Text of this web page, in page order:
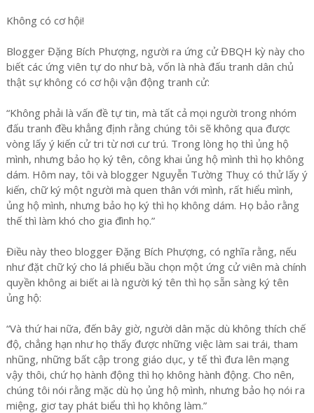
Không có cơ hội!
Blogger Đặng Bích Phượng, người ra ứng cử ĐBQH kỳ này cho
biết các ứng viên tự do như bà, vốn là nhà đấu tranh dân chủ
thật sự không có cơ hội vận động tranh cử:
“Không phải là vấn đề tự tin, mà tất cả mọi người trong nhóm
đấu tranh đều khẳng định rằng chúng tôi sẽ không qua được
vòng lấy ý kiến cử tri từ nơi cư trú. Trong lòng họ thì ủng hộ
mình, nhưng bảo họ ký tên, công khai ủng hộ mình thì họ không
dám. Hôm nay, tôi và blogger Nguyễn Tường Thuỵ có thử lấy ý
kiến, chữ ký một người mà quen thân với mình, rất hiểu mình,
ủng hộ mình, nhưng bảo họ ký thì họ không dám. Họ bảo rằng
thế thì làm khó cho gia đình họ.”
Điều này theo blogger Đặng Bích Phượng, có nghĩa rằng, nếu
như đặt chữ ký cho lá phiếu bầu chọn một ứng cử viên mà chính
quyền không ai biết ai là người ký tên thì họ sẵn sàng ký tên
ủng hộ:
“Và thứ hai nữa, đến bây giờ, người dân mặc dù không thích chế
độ, chẳng hạn như họ thấy được những việc làm sai trái, tham
nhũng, những bất cập trong giáo dục, y tế thì đưa lên mạng
vậy thôi, chứ họ hành động thì họ không hành động. Cho nên,
chúng tôi nói rằng mặc dù họ ủng hộ mình, nhưng bảo họ nói ra
miệng, giơ tay phát biểu thì họ không làm.”